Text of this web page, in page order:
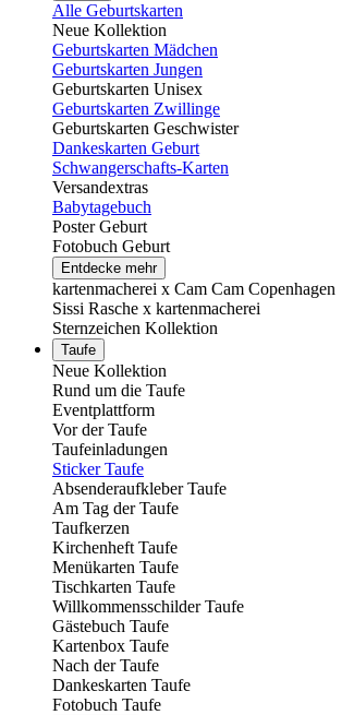
Alle Geburtskarten
Neue Kollektion
Geburtskarten Mädchen
Geburtskarten Jungen
Geburtskarten Unisex
Geburtskarten Zwillinge
Geburtskarten Geschwister
Dankeskarten Geburt
Schwangerschafts-Karten
Versandextras
Babytagebuch
Poster Geburt
Fotobuch Geburt
Entdecke mehr
kartenmacherei x Cam Cam Copenhagen
Sissi Rasche x kartenmacherei
Sternzeichen Kollektion
Taufe
Neue Kollektion
Rund um die Taufe
Eventplattform
Vor der Taufe
Taufeinladungen
Sticker Taufe
Absenderaufkleber Taufe
Am Tag der Taufe
Taufkerzen
Kirchenheft Taufe
Menükarten Taufe
Tischkarten Taufe
Willkommensschilder Taufe
Gästebuch Taufe
Kartenbox Taufe
Nach der Taufe
Dankeskarten Taufe
Fotobuch Taufe